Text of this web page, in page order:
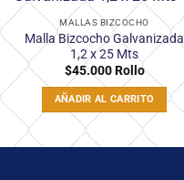
a la
lista
de
MALLAS BIZCOCHO
Malla Bizcocho Galvanizada
1,2 x 25 Mts
$45.000Rollo
AÑADIR AL CARRITO